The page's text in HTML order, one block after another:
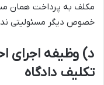
مکلف به پرداخت همان
خصوص دیگر مسئولیتی
د) وظیفه اجرای
تکلیف دادگاه